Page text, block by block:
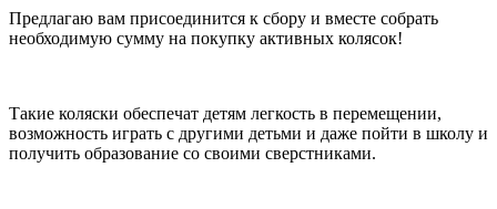
Предлагаю вам присоединится к сбору и вместе собрать
необходимую сумму на покупку активных колясок!
Такие коляски обеспечат детям легкость в перемещении,
возможность играть с другими детьми и даже пойти в школу и
получить образование со своими сверстниками.